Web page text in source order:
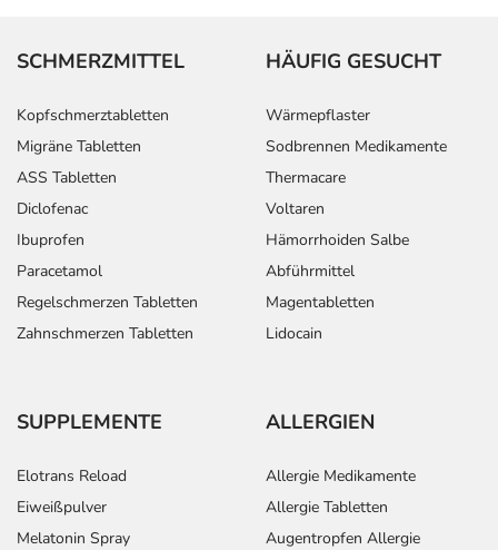
SCHMERZMITTEL
Kopfschmerztabletten
Migräne Tabletten
ASS Tabletten
Diclofenac
Ibuprofen
Paracetamol
Regelschmerzen Tabletten
Zahnschmerzen Tabletten
HÄUFIG GESUCHT
Wärmepflaster
Sodbrennen Medikamente
Thermacare
Voltaren
Hämorrhoiden Salbe
Abführmittel
Magentabletten
Lidocain
SUPPLEMENTE
Elotrans Reload
Eiweißpulver
Melatonin Spray
ALLERGIEN
Allergie Medikamente
Allergie Tabletten
Augentropfen Allergie